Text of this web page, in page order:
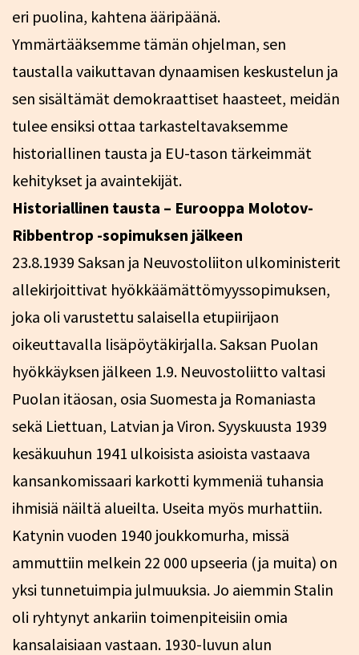
eri puolina, kahtena ääripäänä.
Ymmärtääksemme tämän ohjelman, sen
taustalla vaikuttavan dynaamisen keskustelun ja
sen sisältämät demokraattiset haasteet, meidän
tulee ensiksi ottaa tarkasteltavaksemme
historiallinen tausta ja EU-tason tärkeimmät
kehitykset ja avaintekijät.
Historiallinen tausta – Eurooppa Molotov-
Ribbentrop -sopimuksen jälkeen
23.8.1939 Saksan ja Neuvostoliiton ulkoministerit
allekirjoittivat hyökkäämättömyyssopimuksen,
joka oli varustettu salaisella etupiirijaon
oikeuttavalla lisäpöytäkirjalla. Saksan Puolan
hyökkäyksen jälkeen 1.9. Neuvostoliitto valtasi
Puolan itäosan, osia Suomesta ja Romaniasta
sekä Liettuan, Latvian ja Viron. Syyskuusta 1939
kesäkuuhun 1941 ulkoisista asioista vastaava
kansankomissaari karkotti kymmeniä tuhansia
ihmisiä näiltä alueilta. Useita myös murhattiin.
Katynin vuoden 1940 joukkomurha, missä
ammuttiin melkein 22 000 upseeria (ja muita) on
yksi tunnetuimpia julmuuksia. Jo aiemmin Stalin
oli ryhtynyt ankariin toimenpiteisiin omia
kansalaisiaan vastaan. 1930-luvun alun